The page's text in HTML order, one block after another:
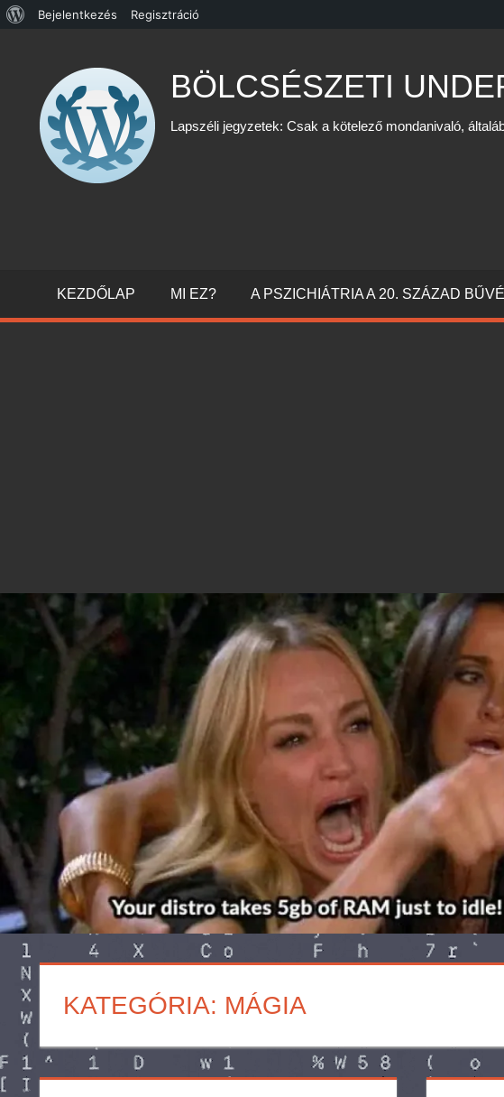
WordPress,
Bejelentkezés Regisztráció
content
BÖLCSÉSZETI
Lapszéli jegyzetek: Csak a kötelező mondanivaló,
KEZDŐLAP MI EZ? A PSZICHIÁTRIA A 20. SZÁZAD
KATEGÓRIA: MÁGIA